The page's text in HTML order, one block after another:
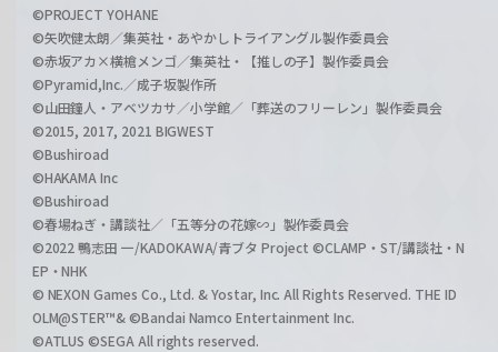
©PROJECT YOHANE
©矢吹健太朗／集英社・あやかしトライアングル製作委員会
©赤坂アカ×横槍メンゴ／集英社・【推しの子】製作委員会
©Pyramid,Inc.／成子坂製作所
©山田鐘人・アベツカサ／小学館／「葬送のフリーレン」製作委員会
©2015, 2017, 2021 BIGWEST
©Bushiroad
©HAKAMA Inc
©Bushiroad
©春場ねぎ・講談社／「五等分の花嫁∽」製作委員会
©2022 鴨志田 一/KADOKAWA/青ブタ Project ©CLAMP・ST/講談社・N
EP・NHK
© NEXON Games Co., Ltd. & Yostar, Inc. All Rights Reserved. THE ID
OLM@STER™& ©Bandai Namco Entertainment Inc.
©ATLUS ©SEGA All rights reserved.